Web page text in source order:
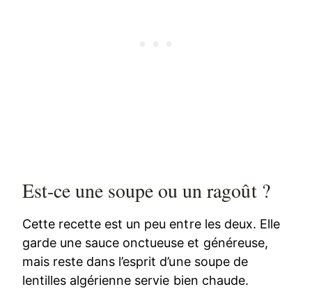
Est-ce une soupe ou un ragoût ?
Cette recette est un peu entre les deux. Elle
garde une sauce onctueuse et généreuse,
mais reste dans l’esprit d’une soupe de
lentilles algérienne servie bien chaude.